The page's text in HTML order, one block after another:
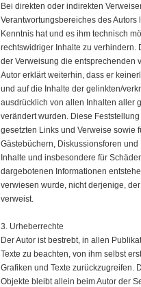
Bei direkten oder indirekten
Verantwortungsbereiches des
Kenntnis hat und es ihm technisch
rechtswidriger Inhalte zu verhindern.
der Verweisung die entsprechenden
Autor erklärt weiterhin, dass er
und auf die Inhalte der gelinkten/
ausdrücklich von allen Inhalten aller
verändert wurden. Diese
gesetzten Links und Verweise sowie
Gästebüchern, Diskussionsforen
Inhalte und insbesondere für
dargebotenen Informationen
verwiesen wurde, nicht derjenige,
verweist.
3. Urheberrechte
Der Autor ist bestrebt, in allen
Texte zu beachten, von ihm selbst
Grafiken und Texte zurückzugreifen.
Objekte bleibt allein beim Autor der